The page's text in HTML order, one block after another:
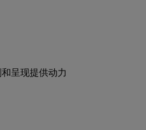
呈现提供动力